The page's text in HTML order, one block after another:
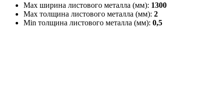
Max ширина листового металла (мм): 1300
Max толщина листового металла (мм): 2
Min толщина листового металла (мм): 0,5